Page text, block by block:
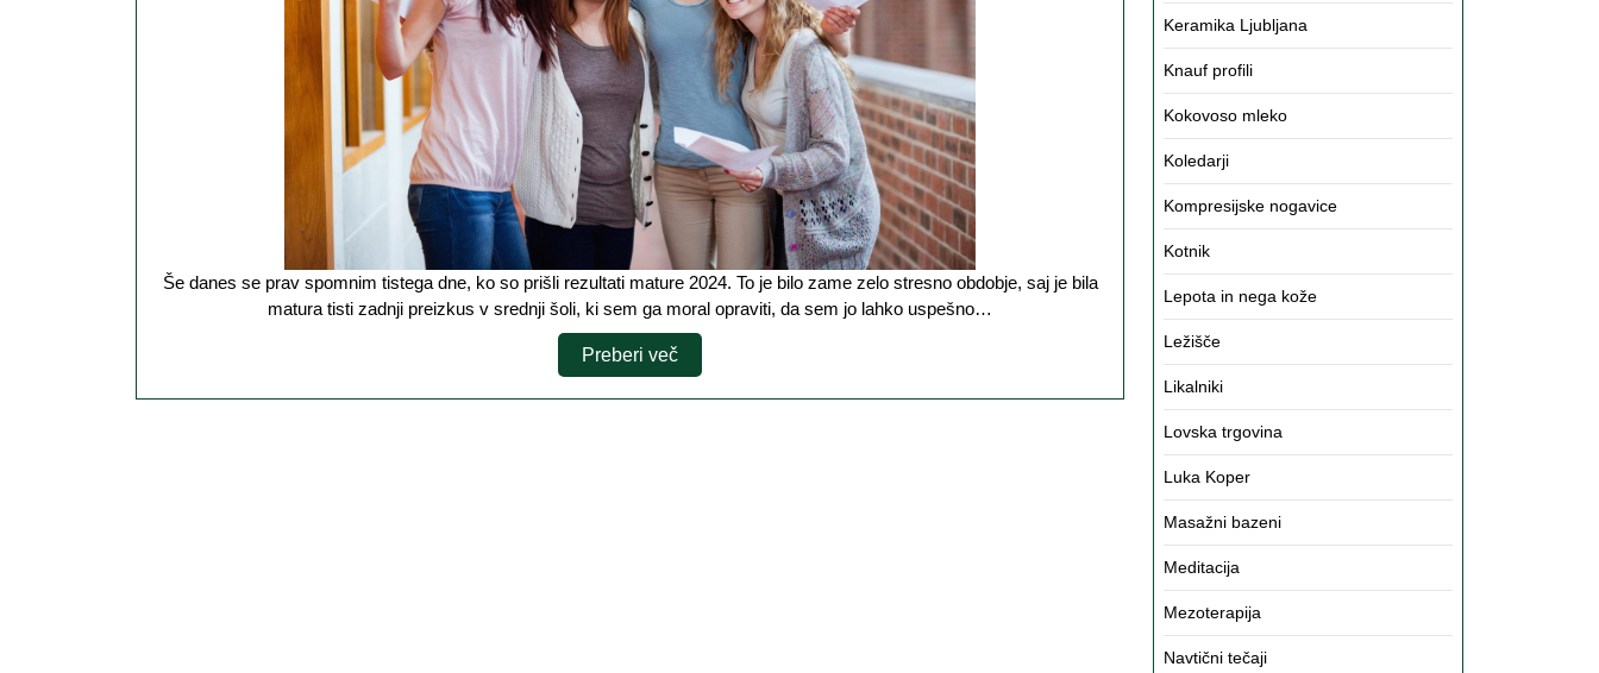
Še danes se prav spomnim tistega dne, ko so prišli rezultati mature 2024. To je bilo zame zelo stresno obdobje, saj je bila
matura tisti zadnji preizkus v srednji šoli, ki sem ga moral opraviti, da sem jo lahko uspešno…
Preberi večPreberi
več
Keramika Ljubljana
Knauf profili
Kokovoso mleko
Koledarji
Kompresijske nogavice
Kotnik
Lepota in nega kože
Ležišče
Likalniki
Lovska trgovina
Luka Koper
Masažni bazeni
Meditacija
Mezoterapija
Navtični tečaji